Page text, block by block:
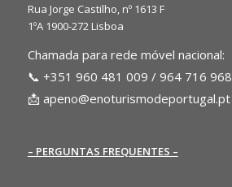
Rua Jorge Castilho, nº 1613 F
1ºA 1900-272 Lisboa
Chamada para rede móvel nacional:
📞 +351 960 481 009 / 964 716 968
📩 apeno@enoturismodeportugal.pt
– PERGUNTAS FREQUENTES –